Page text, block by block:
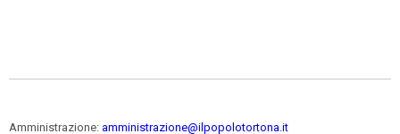
Amministrazione: amministrazione@ilpopolotortona.it